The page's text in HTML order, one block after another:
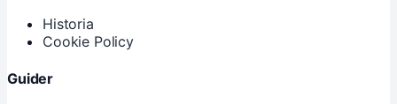
Historia
Cookie Policy
Guider